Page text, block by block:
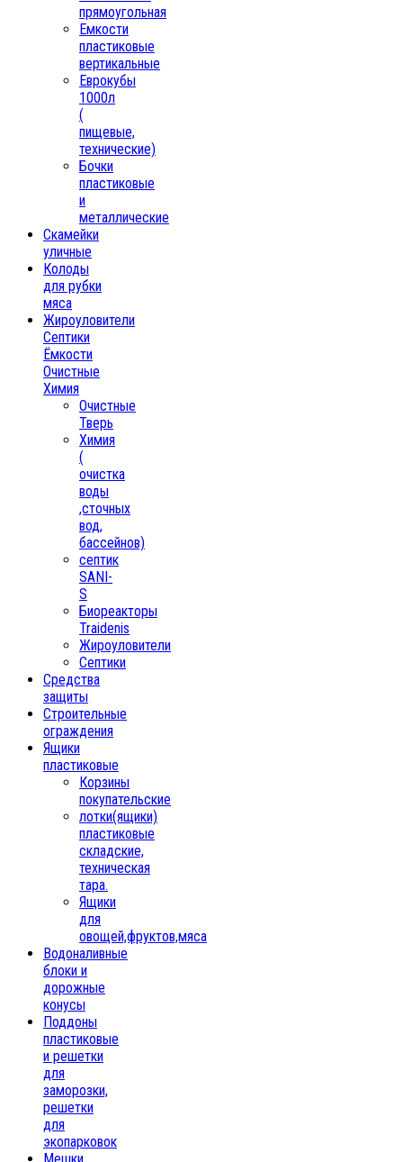
прямоугольная
Емкости
пластиковые
вертикальные
Еврокубы
1000л
(
пищевые,
технические)
Бочки
пластиковые
и
металлические
Скамейки
уличные
Колоды
для рубки
мяса
Жироуловители
Септики
Ёмкости
Очистные
Химия
Очистные
Тверь
Химия
(
очистка
воды
,сточных
вод,
бассейнов)
септик
SANI-
S
Биореакторы
Traidenis
Жироуловители
Септики
Средства
защиты
Строительные
ограждения
Ящики
пластиковые
Корзины
покупательские
лотки(ящики)
пластиковые
складские,
техническая
тара.
Ящики
для
овощей,фруктов,мяса
Водоналивные
блоки и
дорожные
конусы
Поддоны
пластиковые
и решетки
для
заморозки,
решетки
для
экопарковок